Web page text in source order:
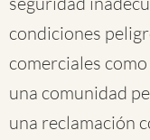
condiciones
comerciales
una comunidad
una reclamación